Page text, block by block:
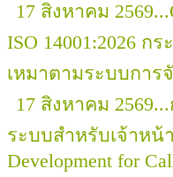
17 สิงหาคม
ISO 14001:2026
เหมาตามระบบการ
17 สิงหาคม
ระบบสำหรับเจ้าหน้า
Development for